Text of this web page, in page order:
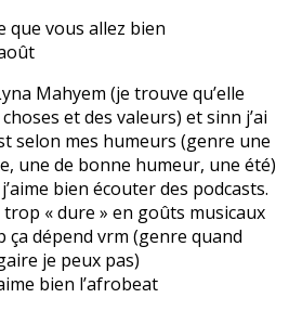
que vous allez bien
Mahyem (je trouve qu’elle
et des valeurs) et sinn j’ai
selon mes humeurs (genre une
une de bonne humeur, une été)
bien écouter des podcasts.
« dure » en goûts musicaux
ça dépend vrm (genre quand
je peux pas)
bien l’afrobeat